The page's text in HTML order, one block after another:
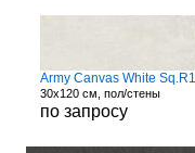
Army Canvas White
30x120 см, пол/стены
по запросу